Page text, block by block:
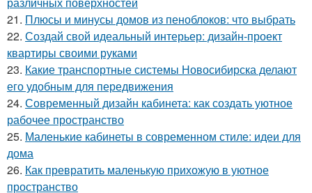
21. Плюсы и минусы домов из пеноблоков: что выбрать
22. Создай свой идеальный интерьер: дизайн-проект
квартиры своими руками
23. Какие транспортные системы Новосибирска делают
его удобным для передвижения
24. Современный дизайн кабинета: как создать уютное
рабочее пространство
25. Маленькие кабинеты в современном стиле: идеи для
дома
26. Как превратить маленькую прихожую в уютное
пространство